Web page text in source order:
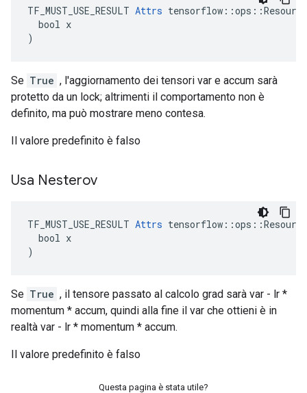
TF_MUST_USE_RESULT Attrs
  bool x
)
Se True , l'aggiornamento dei tensori var e accum sarà
protetto da un lock; altrimenti il ​​comportamento non è
definito, ma può mostrare meno contesa.
Il valore predefinito è falso
Usa Nesterov
TF_MUST_USE_RESULT Attrs
  bool x
)
Se True , il tensore passato al calcolo grad sarà var - lr *
momentum * accum, quindi alla fine il var che ottieni è in
realtà var - lr * momentum * accum.
Il valore predefinito è falso
Questa pagina è stata utile?